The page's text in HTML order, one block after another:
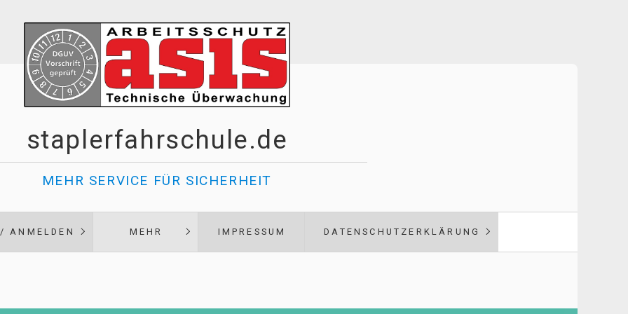
staplerfahrschule.de
MEHR SERVICE FÜR SICHERHEIT
ANMELDEN MEHR IMPRESSUM DATENSCHUTZERKLÄRUNG